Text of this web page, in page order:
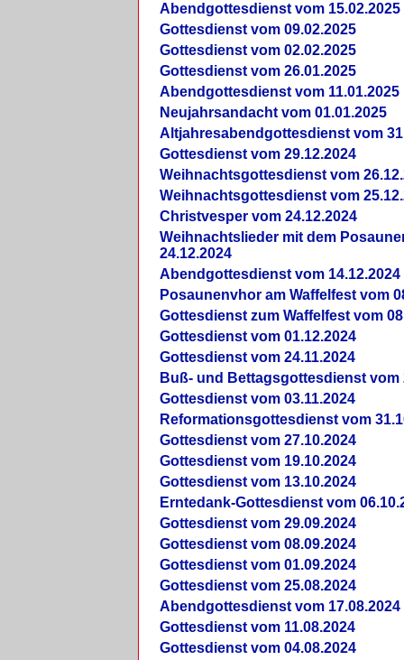
Abendgottesdienst vom 15.02.2025
Gottesdienst vom 09.02.2025
Gottesdienst vom 02.02.2025
Gottesdienst vom 26.01.2025
Abendgottesdienst vom 11.01.2025
Neujahrsandacht vom 01.01.2025
Altjahresabendgottesdienst vom
Gottesdienst vom 29.12.2024
Weihnachtsgottesdienst vom
Weihnachtsgottesdienst vom
Christvesper vom 24.12.2024
Weihnachtslieder mit dem
24.12.2024
Abendgottesdienst vom 14.12.2024
Posaunenvhor am Waffelfest vom
Gottesdienst zum Waffelfest vom
Gottesdienst vom 01.12.2024
Gottesdienst vom 24.11.2024
Buß- und Bettagsgottesdienst vom
Gottesdienst vom 03.11.2024
Reformationsgottesdienst vom
Gottesdienst vom 27.10.2024
Gottesdienst vom 19.10.2024
Gottesdienst vom 13.10.2024
Erntedank-Gottesdienst vom
Gottesdienst vom 29.09.2024
Gottesdienst vom 08.09.2024
Gottesdienst vom 01.09.2024
Gottesdienst vom 25.08.2024
Abendgottesdienst vom 17.08.2024
Gottesdienst vom 11.08.2024
Gottesdienst vom 04.08.2024